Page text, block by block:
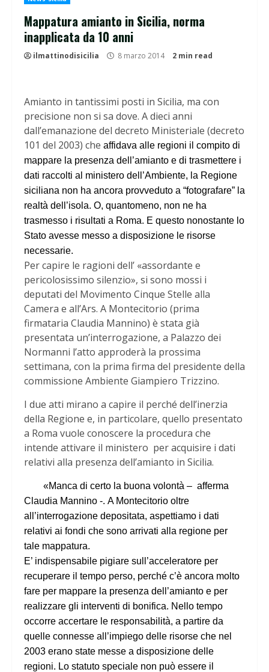
Mappatura amianto in Sicilia, norma
inapplicata da 10 anni
ilmattinodisicilia 8 marzo 2014 2 min read
Amianto in tantissimi posti in Sicilia, ma con
precisione non si sa dove. A dieci anni
dall’emanazione del decreto Ministeriale (decreto
101 del 2003) che affidava alle regioni il compito di
mappare la presenza dell’amianto e di trasmettere i
dati raccolti al ministero dell’Ambiente, la Regione
siciliana non ha ancora provveduto a “fotografare” la
realtà dell’isola. O, quantomeno, non ne ha
trasmesso i risultati a Roma. E questo nonostante lo
Stato avesse messo a disposizione le risorse
necessarie.
Per capire le ragioni dell’ «assordante e
pericolosissimo silenzio», si sono mossi i
deputati del Movimento Cinque Stelle alla
Camera e all’Ars. A Montecitorio (prima
firmataria Claudia Mannino) è stata già
presentata un’interrogazione, a Palazzo dei
Normanni l’atto approderà la prossima
settimana, con la prima firma del presidente della
commissione Ambiente Giampiero Trizzino.
I due atti mirano a capire il perché dell’inerzia
della Regione e, in particolare, quello presentato
a Roma vuole conoscere la procedura che
intende attivare il ministero per acquisire i dati
relativi alla presenza dell’amianto in Sicilia.
«Manca di certo la buona volontà – afferma
Claudia Mannino -. A Montecitorio oltre
all’interrogazione depositata, aspettiamo i dati
relativi ai fondi che sono arrivati alla regione per
tale mappatura.
E’ indispensabile pigiare sull’acceleratore per
recuperare il tempo perso, perché c’è ancora molto
fare per mappare la presenza dell’amianto e per
realizzare gli interventi di bonifica. Nello tempo
occorre accertare le responsabilità, a partire da
quelle connesse all’impiego delle risorse che nel
2003 erano state messe a disposizione delle
regioni. Lo statuto speciale non può essere il